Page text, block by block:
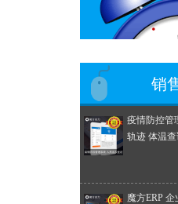
销
疫情防控管
轨迹 体温
魔方ERP